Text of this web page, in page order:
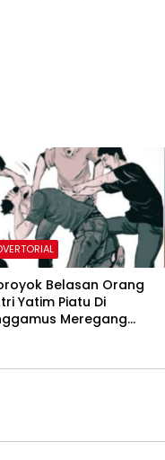
Belasan Orang
Yatim Piatu Di
Meregang